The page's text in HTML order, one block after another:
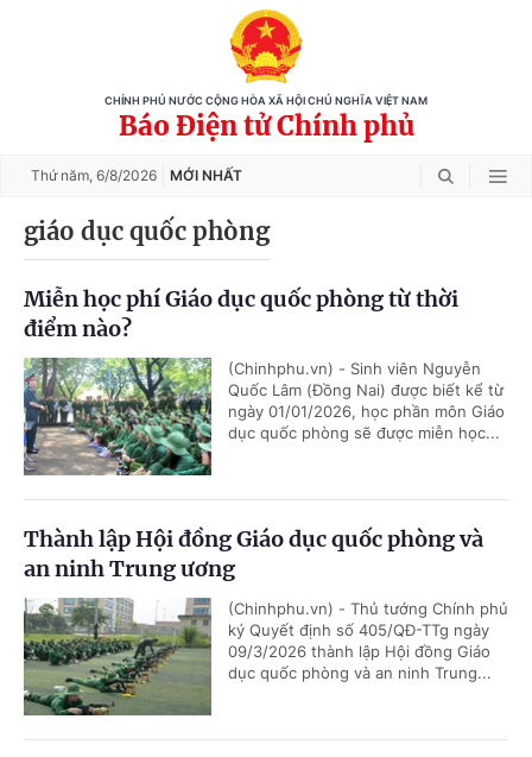
CHÍNH PHỦ NƯỚC CỘNG HÒA XÃ HỘI CHỦ NGHĨA VIỆT NAM
Báo Điện tử Chính phủ
Thứ năm, 6/8/2026 MỚI NHẤT
giáo dục quốc phòng
Miễn học phí Giáo dục quốc phòng từ thời
điểm nào?
(Chinhphu.vn) - Sinh viên Nguyễn
Quốc Lâm (Đồng Nai) được biết kể từ
ngày 01/01/2026, học phần môn Giáo
dục quốc phòng sẽ được miễn học...
Thành lập Hội đồng Giáo dục quốc phòng và
an ninh Trung ương
(Chinhphu.vn) - Thủ tướng Chính phủ
ký Quyết định số 405/QĐ-TTg ngày
09/3/2026 thành lập Hội đồng Giáo
dục quốc phòng và an ninh Trung...